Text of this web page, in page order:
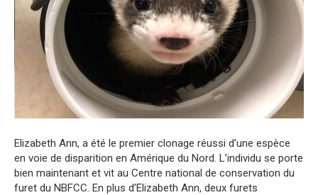
Elizabeth Ann, a été le premier clonage réussi d’une espèce
en voie de disparition en Amérique du Nord. L’individu se porte
bien maintenant et vit au Centre national de conservation du
furet du NBFCC. En plus d’Elizabeth Ann, deux furets